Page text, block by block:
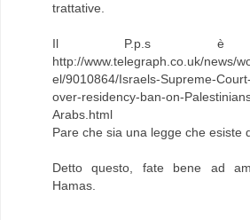
trattative.
Il P.p.s è
http://www.telegraph.co.uk/news/
el/9010864/Israels-Supreme-
over-residency-ban-on-
Arabs.html
Pare che sia una legge che esiste
Detto questo, fate bene ad
Hamas.